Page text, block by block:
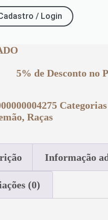
/ Login
Categorias
, Raças
Informação
(0)